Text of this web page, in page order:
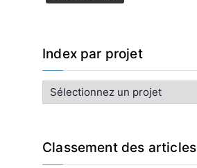
Index par projet
n
x
Classement des articles